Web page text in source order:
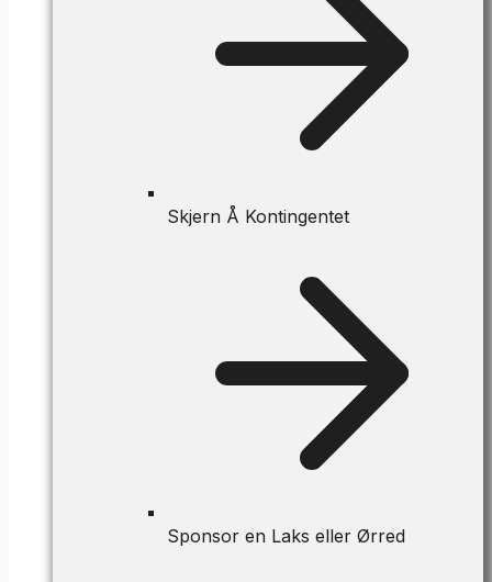
Skjern Å Kontingentet
Sponsor en Laks eller Ørred